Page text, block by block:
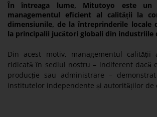
În întreaga lume, Mitutoyo este un
managementul eficient al calității la
dimensiunile, de la întreprinderile locale
la principalii jucători globali din industriile
Din acest motiv, managementul calității
ridicată în sediul nostru – indiferent dacă
producție sau administrare –
institutelor independente și autorităților de